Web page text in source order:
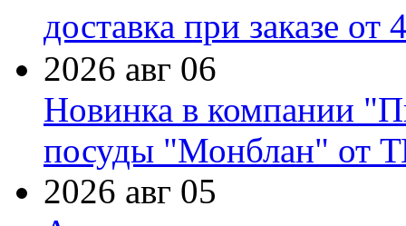
доставка при заказе от
2026 авг 06
Новинка в компании
посуды "Монблан" от
2026 авг 05